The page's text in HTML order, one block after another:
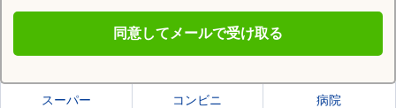
同意してメールで受け取る
秋田市の施設一覧
スーパー コンビニ 病院